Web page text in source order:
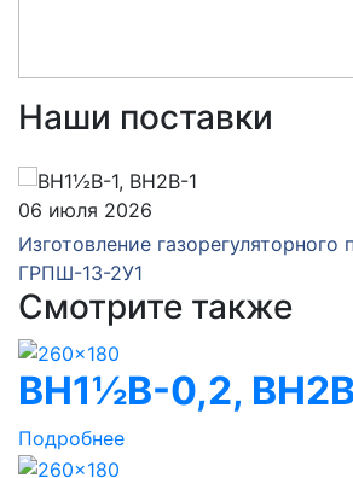
Наши поставки
06 июля 2026
Изготовление газорегуляторного
ГРПШ-13-2У1
Смотрите также
ВН1½В-0,2,
Подробнее